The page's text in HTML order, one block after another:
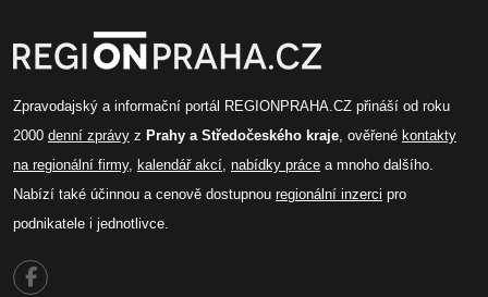
Zpravodajský a informační portál REGIONPRAHA.CZ přináší od roku
2000 denní zprávy z Prahy a Středočeského kraje , ověřené kontakty
na regionální firmy, kalendář akcí nabídky práce a mnoho dalšího.
Nabízí také účinnou a cenově dostupnou regionální inzerci pro
podnikatele i jednotlivce.